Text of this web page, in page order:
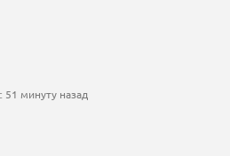
51 минуту назад